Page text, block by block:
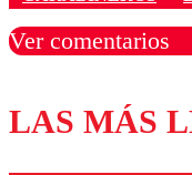
Ver comentarios
Los
LAS MÁS